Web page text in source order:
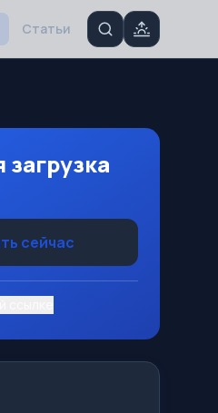
Статьи
загрузка
сейчас